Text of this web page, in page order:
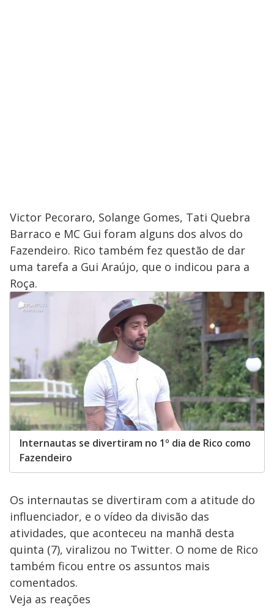
Victor Pecoraro, Solange Gomes, Tati Quebra
Barraco e MC Gui foram alguns dos alvos do
Fazendeiro. Rico também fez questão de dar
uma tarefa a Gui Araújo, que o indicou para a
Roça.
Internautas se divertiram no 1º dia de Rico como
Fazendeiro
Os internautas se divertiram com a atitude do
influenciador, e o vídeo da divisão das
atividades, que aconteceu na manhã desta
quinta (7), viralizou no Twitter. O nome de Rico
também ficou entre os assuntos mais
comentados.
Veja as reações